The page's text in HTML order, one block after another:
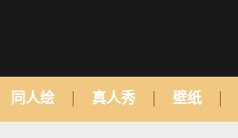
同人绘 真人秀 壁纸